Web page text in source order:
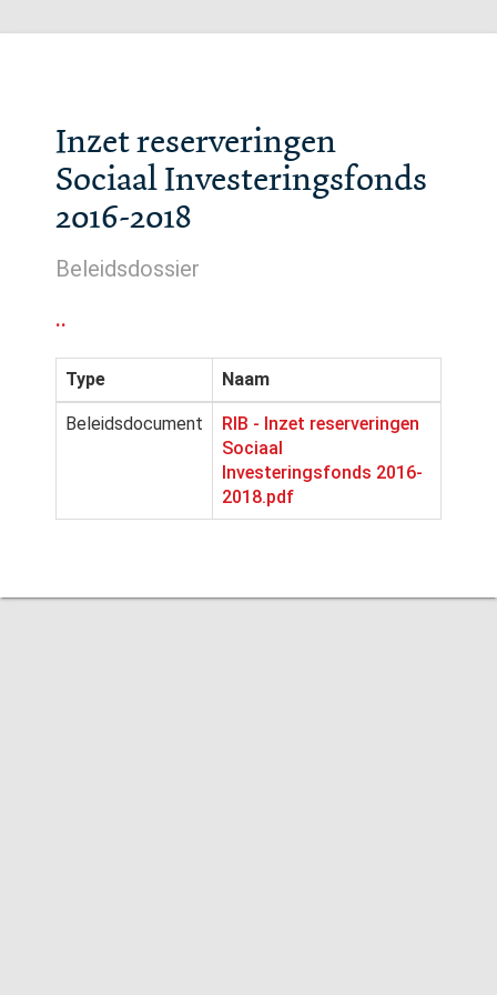
Inzet reserveringen
Sociaal Investeringsfonds
2016-2018
Beleidsdossier
..
Type Naam
Beleidsdocument
RIB - Inzet reserveringen
Sociaal
Investeringsfonds 2016-
2018.pdf